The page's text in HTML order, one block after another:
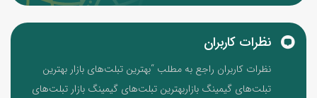
نظرات کاربران
نظرات کاربران راجع به مطلب “بهترین تبلت‌های بازار بهترین
تبلت‌های گیمینگ بازاربهترین تبلت‌های گیمینگ بازار تبلت‌های